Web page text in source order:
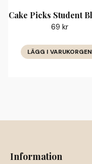
69 kr
LÄGG I VARUKORGEN
Information